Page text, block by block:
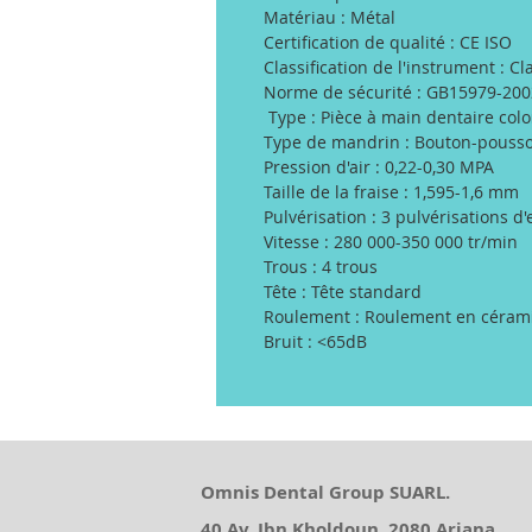
Matériau : Métal
Certification de qualité : CE ISO
Classification de l'instrument :
Norme de sécurité : GB15979-
Type : Pièce à main dentaire
Type de mandrin : Bouton-
Pression d'air : 0,22-0,30 MPA
Taille de la fraise : 1,595-1,6 mm
Pulvérisation : 3 pulvérisations
Vitesse : 280 000-350 000 tr/min
Trous : 4 trous
Tête : Tête standard
Roulement : Roulement en
Bruit : <65dB
Omnis Dental Group SUARL.